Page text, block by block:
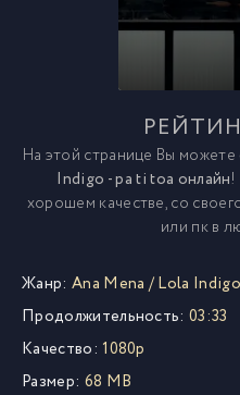
На этой странице Вы можете
Indigo - pa ti toa онлайн
хорошем качестве, со
или пк в
Жанр: Ana Mena /Lola Indigo
Продолжительность: 03:33
Качество: 1080p
Размер: 68 MB